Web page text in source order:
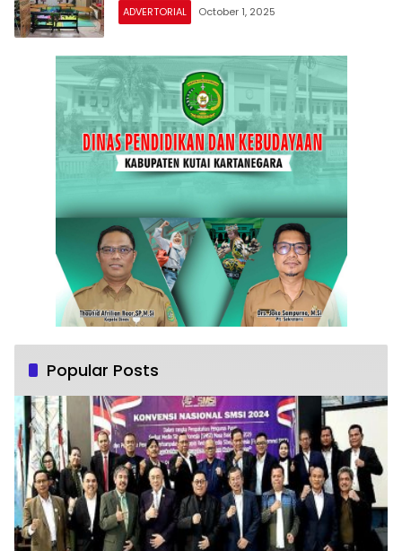
ADVERTORIAL October 1, 2025
Popular Posts